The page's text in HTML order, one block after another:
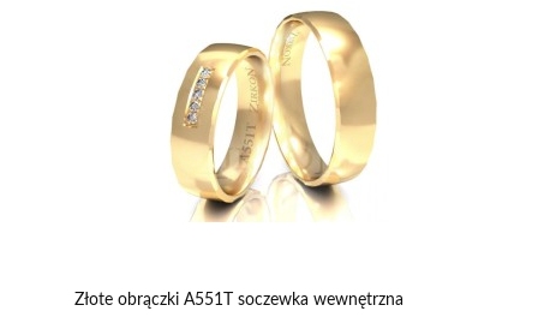
Złote obrączki A551T soczewka wewnętrzna